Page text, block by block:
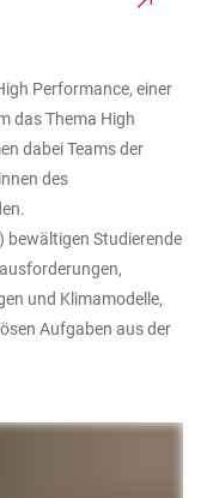
Performance, einer
das Thema High
dabei Teams der
des
bewältigen Studierende
und Klimamodelle,
Aufgaben aus der